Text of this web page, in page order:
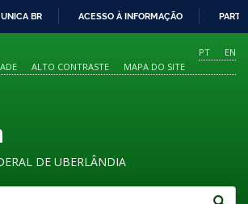
O
CONTEÚDO
BR ACESSO À INFORMAÇÃO
PT
EN
ALTO CONTRASTE MAPA DO SITE
DE UBERLÂNDIA